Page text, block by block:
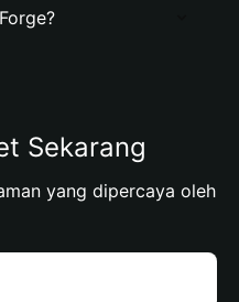
Sekarang
yang dipercaya oleh